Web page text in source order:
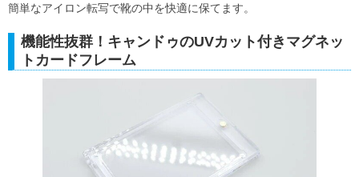
簡単なアイロン転写で靴の中を快適に保てます。
機能性抜群！キャンドゥのUVカット付きマグネッ
トカードフレーム